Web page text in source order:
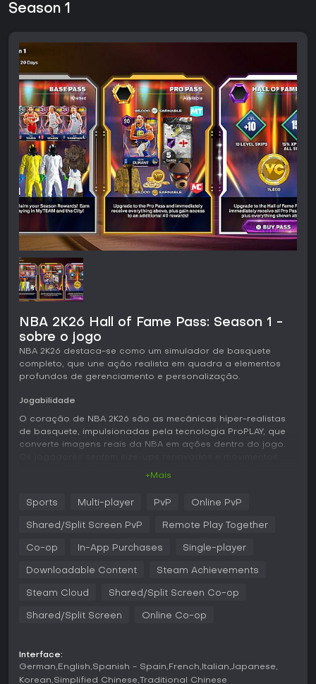
Season 1
NBA 2K26 Hall of Fame Pass: Season 1 -
sobre o jogo
NBA 2K26 destaca-se como um simulador de basquete
completo, que une ação realista em quadra a elementos
profundos de gerenciamento e personalização.
Jogabilidade
O coração de NBA 2K26 são as mecânicas hiper-realistas
de basquete, impulsionadas pela tecnologia ProPLAY, que
converte imagens reais da NBA em ações dentro do jogo.
posicionamento estratégico e decisões rápidas nas
partidas.
As mecânicas vão além, no player building, onde você
específicos, seja no foco em pontuação, playmaking ou
opções cooperativas ou competitivas que valorizam
MyCAREER permite criar um MyPLAYER personalizado e
trilhar uma carreira, subindo de ranking em jogos na City,
ganhando REP e disputando supremacia nos Parks.
+Mais
Sports Multi-player PvP Online PvP
Shared/Split Screen PvP Remote Play Together
Co-op In-App Purchases Single-player
Downloadable Content Steam Achievements
Steam Cloud Shared/Split Screen Co-op
Shared/Split Screen Online Co-op
Interface:
German English Spanish - Spain French Italian Japanese
Korean Simplified Chinese Traditional Chinese